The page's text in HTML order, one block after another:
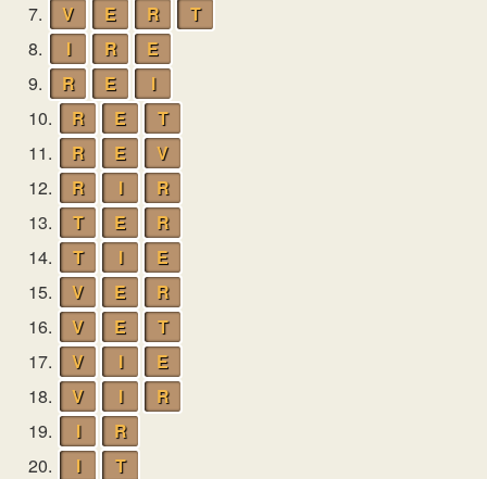
7.
V E R
T
8.
I R
E
9.
R E
I
10.
R E
T
11.
R E
V
12.
R I
R
13.
T E
R
14.
T I
E
15.
V E
R
16.
V E
T
17.
V I
E
18.
V I
R
19.
I
R
20.
I
T